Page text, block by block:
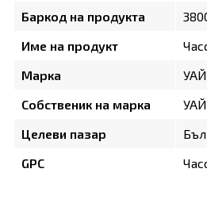
Баркод на продукта
Име на продукт
Марка
Собственик на марка
Целеви пазар
GPC